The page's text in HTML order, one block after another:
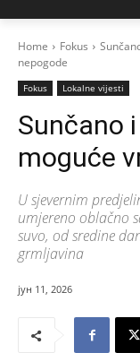
Home Fokus
nepogode
Fokus Lokalne vijesti
Sunčano
moguće
U sjevernim
umjereno oblačno
suvo, od sredine
grmljavina
јун 11, 2026